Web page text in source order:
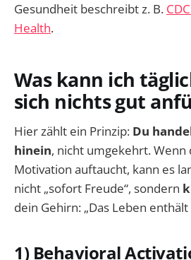
Gesundheit beschreibt z. B.
Health.
Was kann ich
sich nichts gut
Hier zählt ein Prinzip: Du
hinein, nicht umgekehrt. Wenn
Motivation auftaucht, kann es
nicht „sofort Freude“, sondern
dein Gehirn: „Das Leben
1) Behavioral